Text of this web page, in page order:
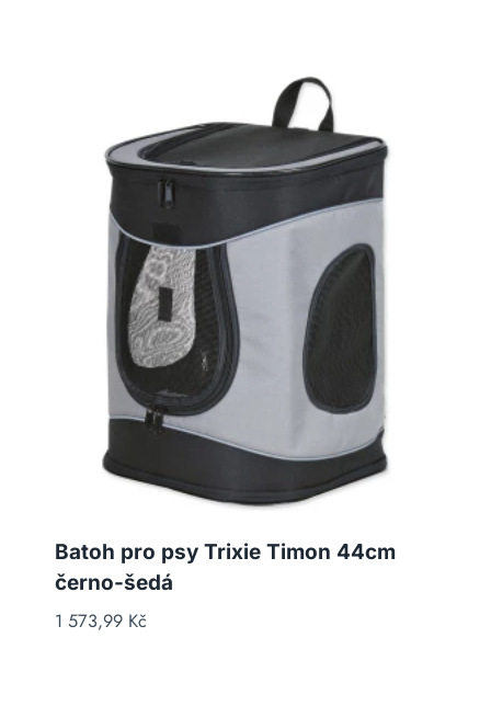
Batoh pro psy Trixie Timon 44cm
černo-šedá
1 573,99 Kč